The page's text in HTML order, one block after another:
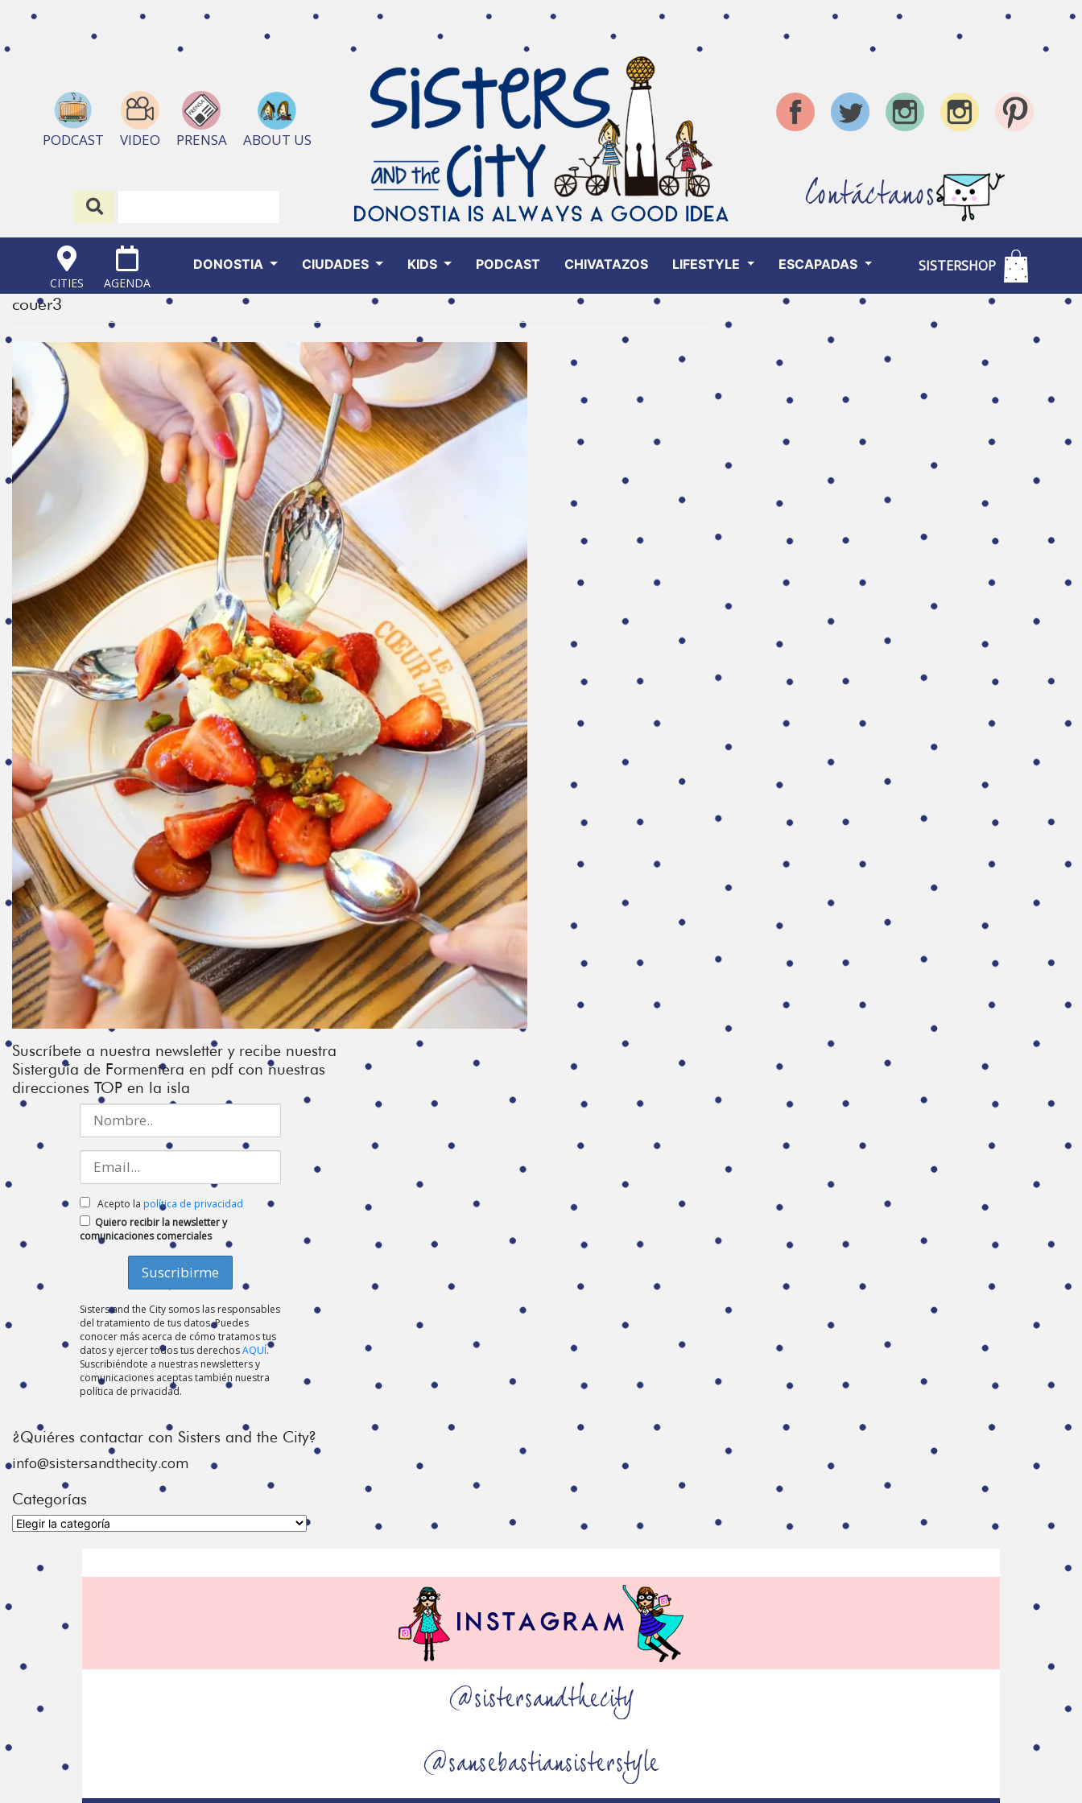
PODCAST VIDEO PRENSA ABOUT US
Contáctanos
CITIES AGENDA
DONOSTIA CIUDADES KIDS PODCAST CHIVATAZOS LIFESTYLE ESCAPADAS SISTERSHOP
couer3
Suscríbete a nuestra newsletter y recibe nuestra
Sisterguía de Formentera en pdf con nuestras
direcciones TOP en la isla
Acepto la política de privacidad
Quiero recibir la newsletter y
comunicaciones comerciales
Sisters and the City somos las responsables
del tratamiento de tus datos. Puedes
conocer más acerca de cómo tratamos tus
datos y ejercer todos tus derechosAQUÍ.
Suscribiéndote a nuestras newsletters y
comunicaciones aceptas también nuestra
política de privacidad.
¿Quiéres contactar con Sisters and the City?
info@sistersandthecity.com
Categorías
Categorías
@sistersandthecity
@sansebastiansisterstyle